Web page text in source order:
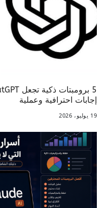
إجابات احترافية وعملية
19 يوليو، 2026